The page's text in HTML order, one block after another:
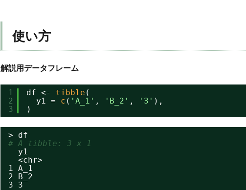
使い方
解説用データフレーム
1
2
3
df <- tibble (
y1 = c ( 'A_1' , 'B_2' , '3' ),
)
> df
# A tibble: 3 x 1
y1
<chr>
1 A_1
2 B_2
3 3